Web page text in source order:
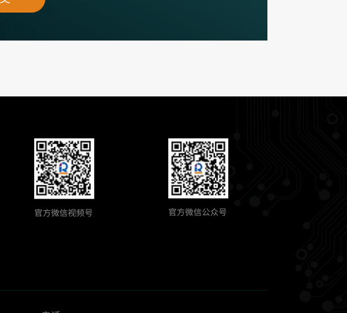
官方微信视频号 官方微信公众号